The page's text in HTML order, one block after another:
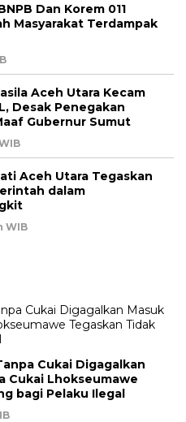
Dan Korem 011
Masyarakat Terdampak
Aceh Utara Kecam
Desak Penegakan
Gubernur Sumut
Aceh Utara Tegaskan
dalam
WIB
Cukai Digagalkan
Cukai Lhokseumawe
bagi Pelaku Ilegal